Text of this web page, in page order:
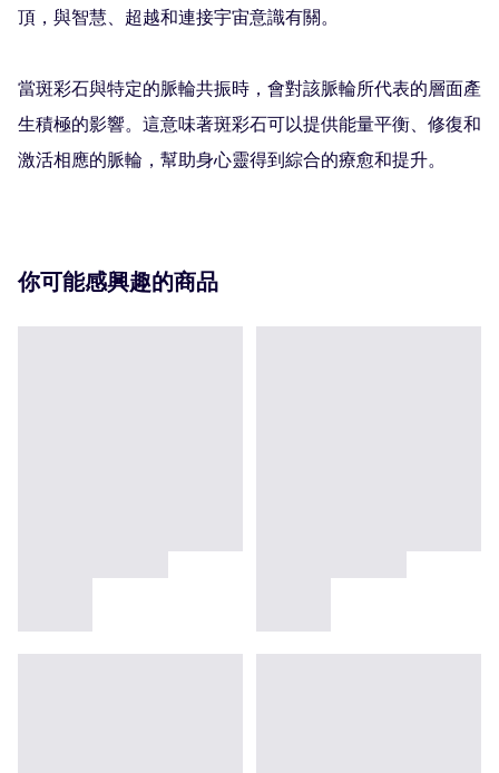
頂，與智慧、超越和連接宇宙意識有關。
當斑彩石與特定的脈輪共振時，會對該脈輪所代表的層面產
生積極的影響。這意味著斑彩石可以提供能量平衡、修復和
激活相應的脈輪，幫助身心靈得到綜合的療愈和提升。
你可能感興趣的商品